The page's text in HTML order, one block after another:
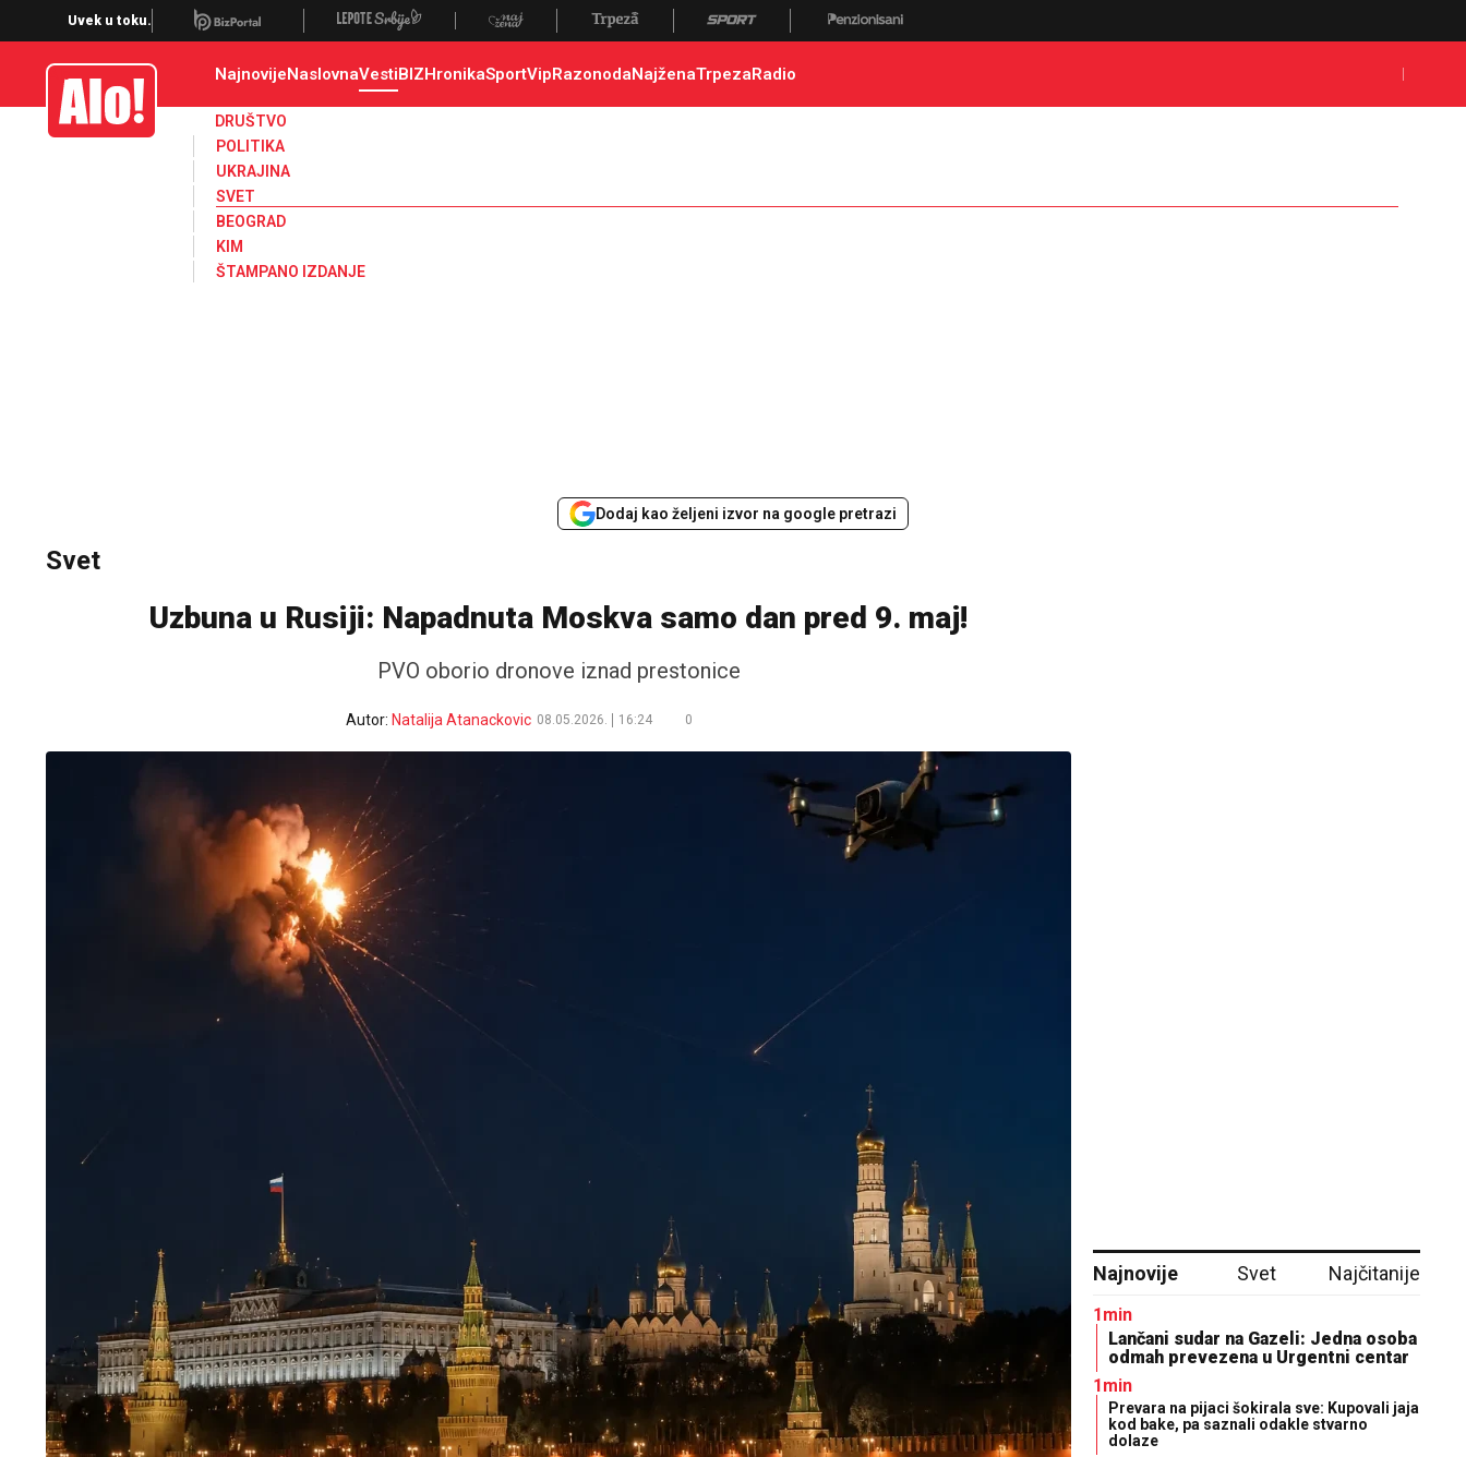
Svet, Ruske vesti, Planeta, Region
Uvek u toku.
Alo NajnovijeNaslovnaVestiBIZHronikaSportVipRazonodaNajženaTrpezaRadio
DRUŠTVO
POLITIKA
UKRAJINA
SVET
BEOGRAD
KIM
ŠTAMPANO IZDANJE
Dodaj kao željeni izvor na google pretrazi
Svet
Uzbuna u Rusiji: Napadnuta Moskva samo dan pred 9. maj!
PVO oborio dronove iznad prestonice
Autor: Natalija Atanackovic 08.05.2026. 16:24 0
Najnovije Svet Najčitanije
1min
Lančani sudar na Gazeli: Jedna osoba
odmah prevezena u Urgentni centar
1min
Prevara na pijaci šokirala sve: Kupovali jaja
kod bake, pa saznali odakle stvarno
dolaze